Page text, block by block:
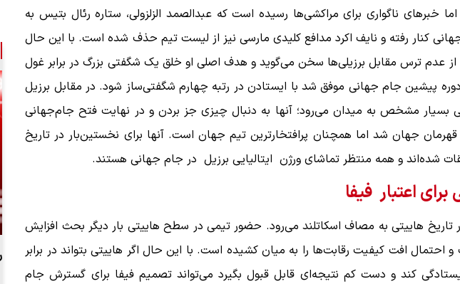
خبرهای ناگواری برای مراکشی‌‌ها رسیده است که عبدالصمد الزلزولی، ستاره رئال بتیس به
کنار رفته و نایف اکرد مدافع کلیدی مارسی نیز از لیست تیم حذف شده است. با این حال
از عدم ترس مقابل برزیلی‌‌ها سخن می‌گوید و هدف اصلی او خلق یک شگفتی بزرگ در برابر غول
پیشین جام جهانی موفق شد با ایستادن در رتبه چهارم شگفتی‌ساز شود. در مقابل برزیل
بسیار مشخص به میدان می‌رود؛ آنها به دنبال چیزی جز بردن و در نهایت فتح جام‌جهانی
نیستند. برزیل آخرین بار سال 2002 قهرمان جهان شد اما همچنان پرافتخارترین تیم جهان است. آنها برای نخستین‌بار در تاریخ
شده‌اند و همه منتظر تماشای ورژن ایتالیایی برزیل در جام جهانی هستند.
اعتبار فیفا
در تاریخ هاییتی به مصاف اسکاتلند می‌رود. حضور تیمی در سطح هاییتی بار دیگر بحث افزایش
و احتمال افت کیفیت رقابت‌ها را به میان کشیده است. با این حال اگر هاییتی بتواند در برابر
کند و دست کم نتیجه‌ای قابل قبول بگیرد می‌تواند تصمیم فیفا برای گسترش جام
سپاه: بازگشایی تنگه هرمز منوط به
از…
ببینید| ویدئویی جدید از لحظه زلزله ۷.۱ ریشتری
"کوماموتو" ژاپن ۹ روز…